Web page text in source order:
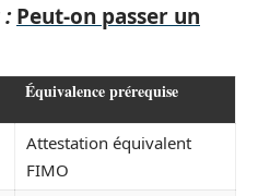
: Peut-on passer un
Équivalence prérequise
Attestation équivalent
FIMO